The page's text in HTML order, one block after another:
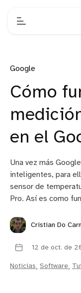
Google
Cómo
en el
Una vez más
inteligentes, para
sensor de
Pro. Así es como
Cristian Do
12 de oct. de
Noticias, Software,